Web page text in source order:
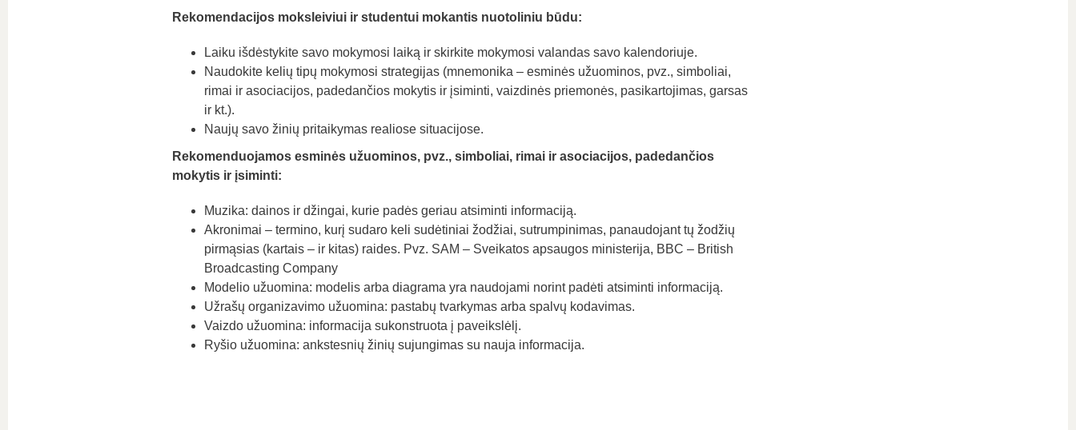
Rekomendacijos moksleiviui ir studentui mokantis nuotoliniu būdu:
Laiku išdėstykite savo mokymosi laiką ir skirkite mokymosi valandas savo kalendoriuje.
Naudokite kelių tipų mokymosi strategijas (mnemonika – esminės užuominos, pvz., simboliai,
rimai ir asociacijos, padedančios mokytis ir įsiminti, vaizdinės priemonės, pasikartojimas, garsas
ir kt.).
Naujų savo žinių pritaikymas realiose situacijose.
Rekomenduojamosesminės užuominos, pvz., simboliai, rimai ir asociacijos, padedančios
mokytis ir įsiminti:
Muzika: dainos ir džingai, kurie padės geriau atsiminti informaciją.
Akronimai – termino, kurį sudaro keli sudėtiniai žodžiai, sutrumpinimas, panaudojant tų žodžių
pirmąsias (kartais – ir kitas) raides. Pvz. SAM – Sveikatos apsaugos ministerija, BBC – British
Broadcasting Company
Modelio užuomina: modelis arba diagrama yra naudojami norint padėti atsiminti informaciją.
Užrašų organizavimo užuomina: pastabų tvarkymas arba spalvų kodavimas.
Vaizdo užuomina: informacija sukonstruota į paveikslėlį.
Ryšio užuomina: ankstesnių žinių sujungimas su nauja informacija.